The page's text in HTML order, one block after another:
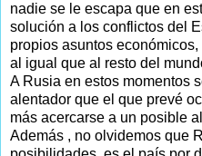
nadie se le escapa que en
solución a los conflictos del
propios asuntos
al igual que al resto del
A Rusia en estos momentos
alentador que el que prevé
más acercarse a un posible
Además , no olvidemos que